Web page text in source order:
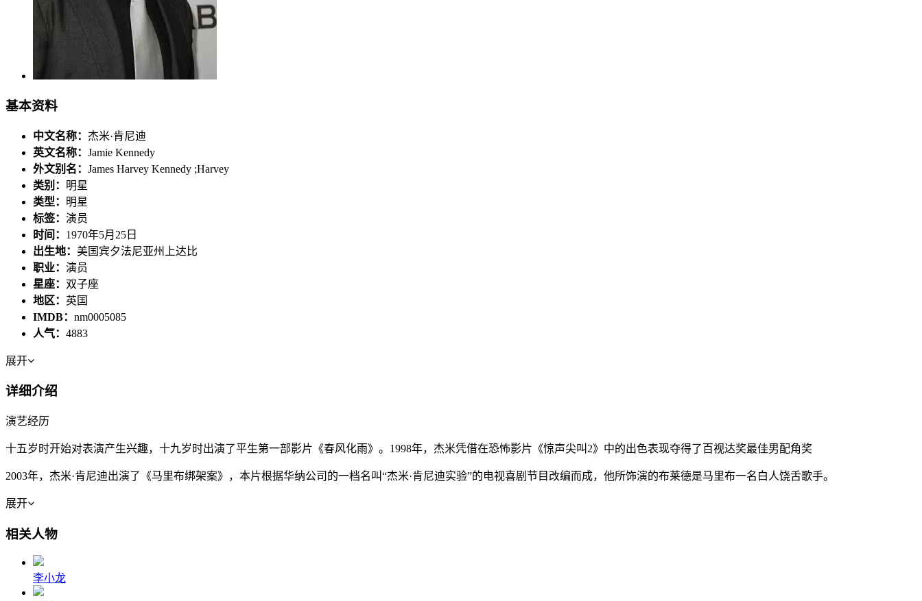
基本资料
中文名称： 杰米·肯尼迪
英文名称： Jamie Kennedy
外文别名： James Harvey Kennedy ;Harvey
类别： 明星
类型： 明星
标签： 演员
时间： 1970年5月25日
出生地： 美国宾夕法尼亚州上达比
职业： 演员
星座： 双子座
地区： 英国
IMDB： nm0005085
人气： 4883
展开
详细介绍
演艺经历
十五岁时开始对表演产生兴趣，十九岁时出演了平生第一部影片《春风化雨》。1998年，杰米凭借在恐怖影片《惊声尖叫2》中的出色表现夺得了百视达奖最佳男配角奖
2003年，杰米·肯尼迪出演了《马里布绑架案》，本片根据华纳公司的一档名叫“杰米·肯尼迪实验”的电视喜剧节目改编而成，他所饰演的布莱德是马里布一名白人饶舌歌手。
展开
相关人物
李小龙